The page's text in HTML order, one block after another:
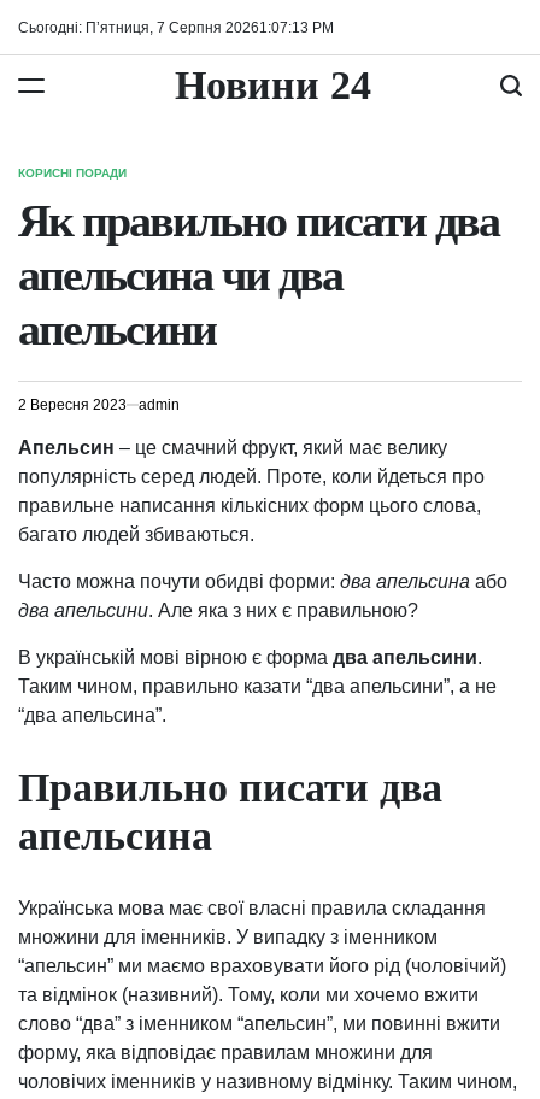
Сьогодні: П’ятниця, 7 Серпня 20261 :07:14 PM
Новини 24
ОПУБЛІКУВАТИ
КОРИСНІ ПОРАДИ
Як правильно писати два
апельсина чи два
апельсини
2 Вересня 2023 admin
Апельсин – це смачний фрукт, який має велику
популярність серед людей. Проте, коли йдеться про
правильне написання кількісних форм цього слова,
багато людей збиваються.
Часто можна почути обидві форми: два апельсина або
два апельсини. Але яка з них є правильною?
В українській мові вірною є форма два апельсини.
Таким чином, правильно казати “два апельсини”, а не
“два апельсина”.
Правильно писати два
апельсина
Українська мова має свої власні правила складання
множини для іменників. У випадку з іменником
“апельсин” ми маємо враховувати його рід (чоловічий)
та відмінок (називний). Тому, коли ми хочемо вжити
слово “два” з іменником “апельсин”, ми повинні вжити
форму, яка відповідає правилам множини для
чоловічих іменників у називному відмінку. Таким чином,